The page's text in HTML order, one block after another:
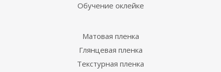
Обучение оклейке
Матовая пленка
Глянцевая пленка
Текстурная пленка